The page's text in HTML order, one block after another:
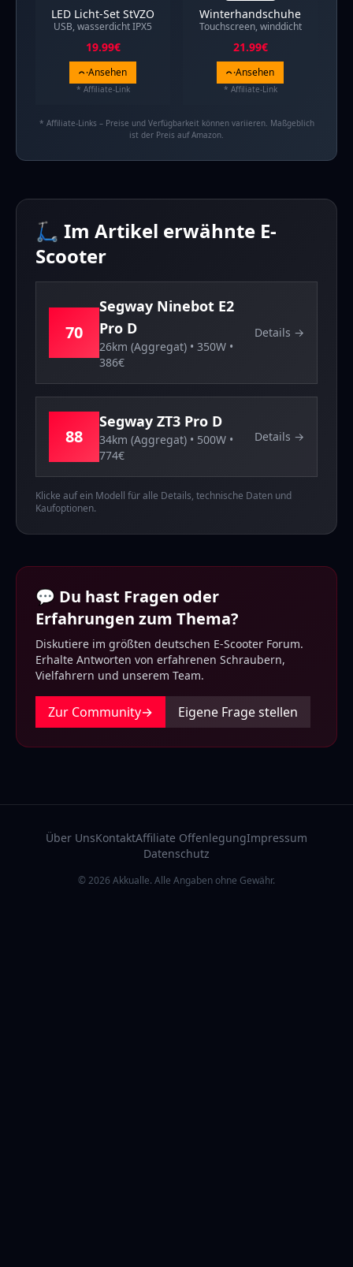
LED Licht-Set StVZO
USB, wasserdicht IPX5
19.99€
Ansehen
* Affiliate-Link
Winterhandschuhe
Touchscreen, winddicht
21.99€
Ansehen
* Affiliate-Link
* Affiliate-Links – Preise und Verfügbarkeit können variieren. Maßgeblich
ist der Preis auf Amazon.
🛴 Im Artikel erwähnte E-
Scooter
70
Segway Ninebot E2
Pro D
26km (Aggregat) • 350W •
386€
Details →
88
Segway ZT3 Pro D
34km (Aggregat) • 500W •
774€
Details →
Klicke auf ein Modell für alle Details, technische Daten und
Kaufoptionen.
💬 Du hast Fragen oder
Erfahrungen zum Thema?
Diskutiere im größten deutschen E-Scooter Forum.
Erhalte Antworten von erfahrenen Schraubern,
Vielfahrern und unserem Team.
Zur Community→ Eigene Frage stellen
Über UnsKontaktAffiliate OffenlegungImpressum
Datenschutz
© 2026 Akkualle. Alle Angaben ohne Gewähr.